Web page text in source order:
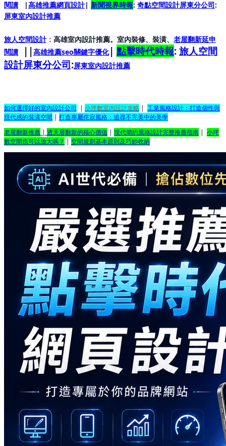
閱讀 |高雄推薦網頁設計| 新聞視界時報: 奇點空間設計屏東分公司:
屏東室內設計推薦
旅人空間設計： 高雄室內設計推薦。室內裝修、裝潢、 老屋翻新延申
閱讀
||高雄推薦seo關鍵字優化| 點擊時代時報: 旅人空間
設計屏東分公司:屏東室內設計推薦
如何選擇好的室內設計公司 | 小坪數室內設計攻略 | 工業風格設計：打造個性與
現代感的裝潢空間 | 打造專屬侘寂風格：追尋不完美中的美學
老屋翻新推薦 | 透天厝翻新的核心價值 | 現代簡約風格設計完整推薦指南 | 小坪
數空間也可以放大嗎？ | 空間規劃基本原則及巧妙收納